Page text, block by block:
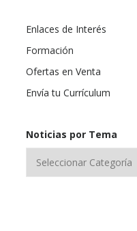
Enlaces de Interés
Formación
Ofertas en Venta
Envía tu Currículum
Noticias por Tema